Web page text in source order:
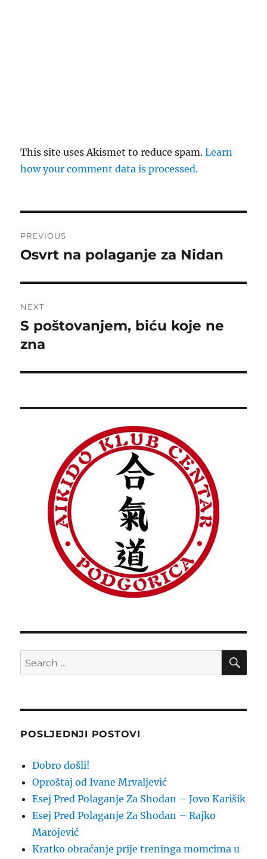
This site uses Akismet to reduce spam.Learn
how your comment data is processed.
navigation
PREVIOUS
Previous
Osvrt na polaganje za Nidan
NEXT
Next
post:
S poštovanjem, biću koje ne
zna
Search
for:
POSLJEDNJI POSTOVI
Dobro došli!
Oproštaj od Ivane Mrvaljević
Esej Pred Polaganje Za Shodan – Jovo Karišik
Esej Pred Polaganje Za Shodan – Rajko
Marojević
Kratko obraćanje prije treninga momcima u